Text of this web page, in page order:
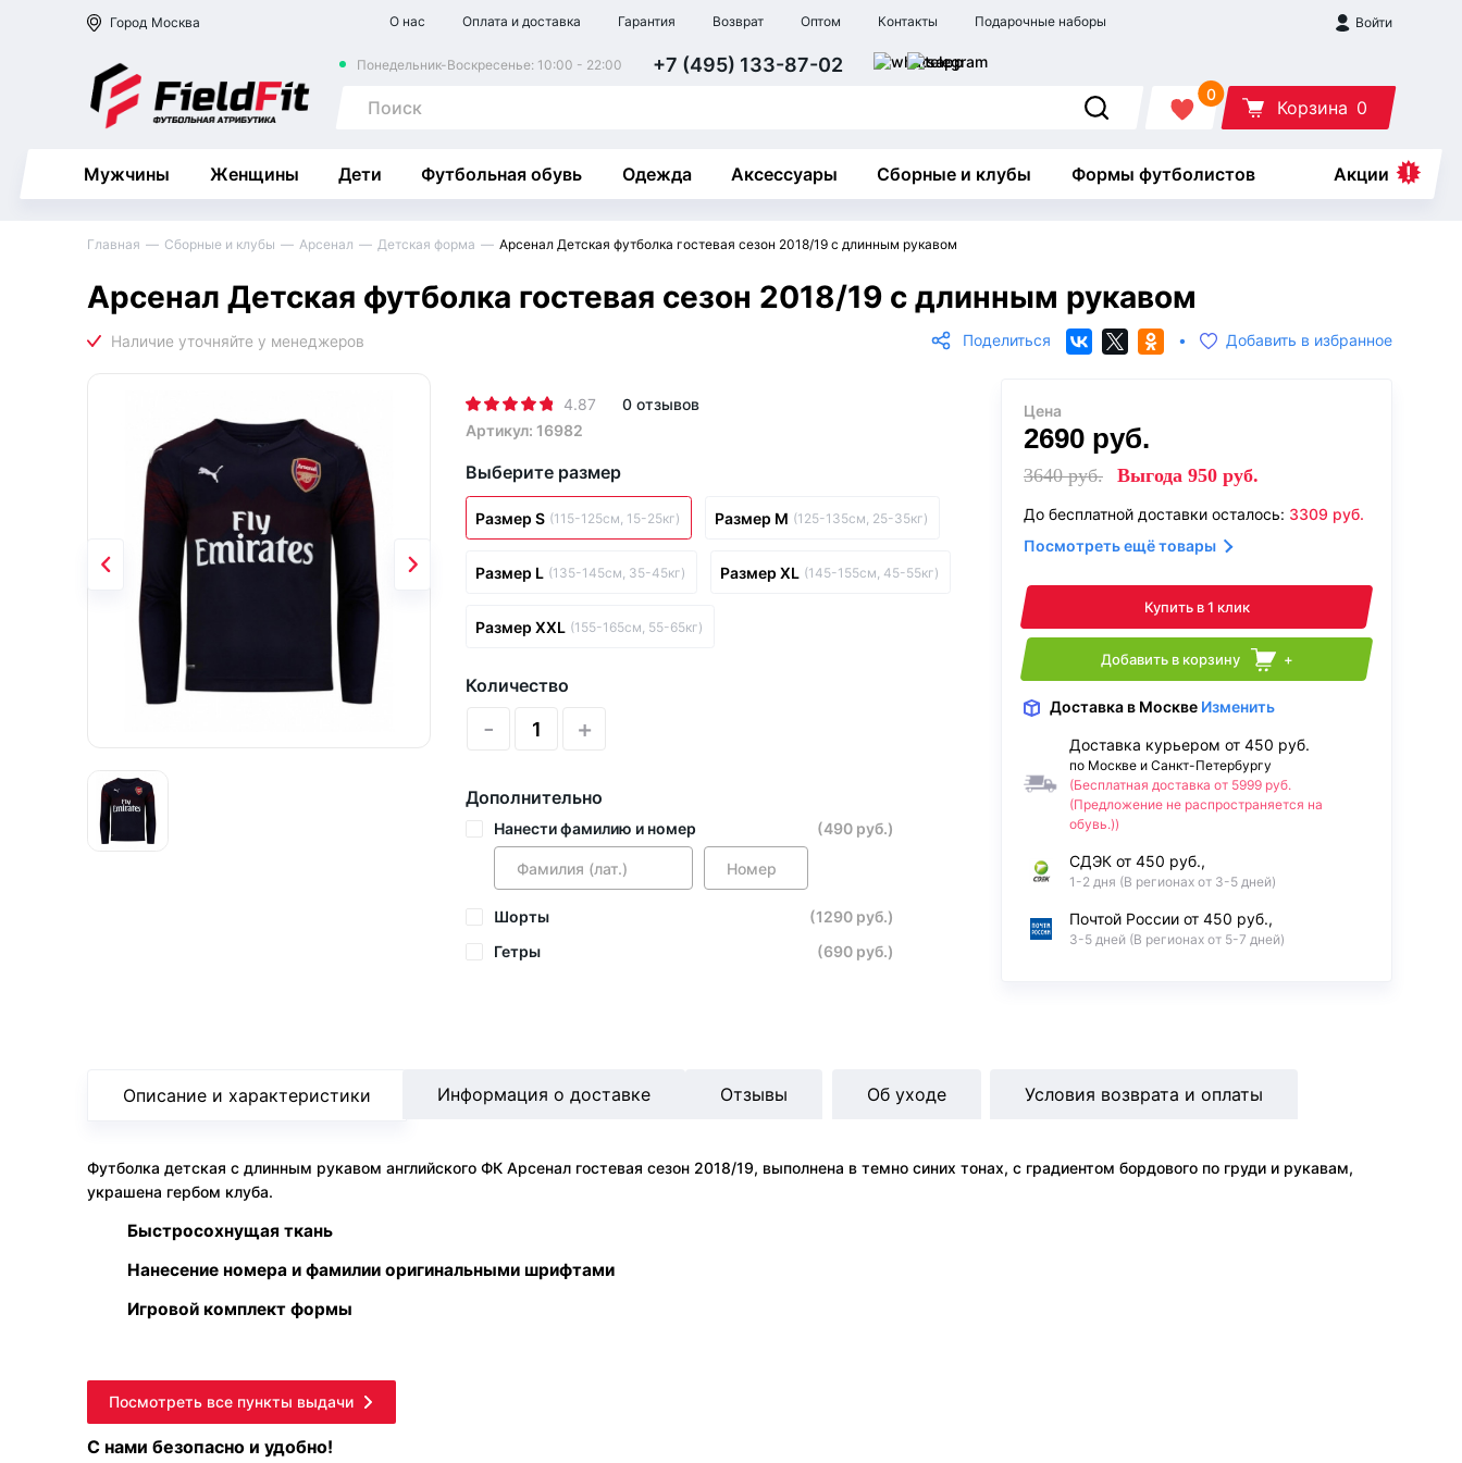
Город Москва О нас Оплата и доставка Гарантия Возврат Оптом Контакты Подарочные наборы Войти
Понедельник-Воскресенье: 10:00 - 22:00 +7 (495) 133-87-02
0
Корзина 0
Мужчины Женщины Дети Футбольная обувь Одежда Аксессуары Сборные и клубы Формы футболистов Акции
Главная Сборные и клубы Арсенал Детская форма Арсенал Детская футболка гостевая сезон 2018/19 с длинным рукавом
Арсенал Детская футболка гостевая сезон 2018/19 с длинным рукавом
Поделиться • Добавить в избранное
4.87
0 отзывов
Артикул: 16982
Выберите размер
Размер S (115-125см, 15-25кг) Размер M (125-135см, 25-35кг)
Размер L (135-145см, 35-45кг) Размер XL (145-155см, 45-55кг)
Размер XXL (155-165см, 55-65кг)
Количество
- +
Дополнительно
Нанести фамилию и номер (490 руб.)
Шорты
(1290 руб.)
Гетры
(690 руб.)
Цена
2690 руб.
3640руб. Выгода 950 руб.
До бесплатной доставки осталось: 3309 руб.
Посмотреть ещё товары
Купить в 1 клик
Добавить в корзину +
Доставка в Москве Изменить
Доставка курьером от 450 руб.
по Москве и Санкт-Петербургу
(Бесплатная доставка от 5999 руб.
(Предложение не распространяется на
обувь.))
СДЭК от 450 руб.,
1-2 дня (В регионах от 3-5 дней)
Почтой России от 450 руб.,
3-5 дней (В регионах от 5-7 дней)
Описание и характеристики
Футболка детская с длинным рукавом английского ФК Арсенал гостевая сезон 2018/19, выполнена в темно синих тонах, с градиентом бордового по груди и рукавам,
украшена гербом клуба.
Быстросохнущая ткань
Нанесение номера и фамилии оригинальными шрифтами
Игровой комплект формы
Информация о доставке Отзывы Об уходе Условия возврата и оплаты
Посмотреть все пункты выдачи
С нами безопасно и удобно!